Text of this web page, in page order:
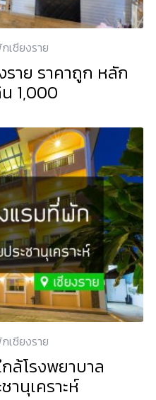
เชียงราย
ราย ราคาถูก หลัก
1,000
เชียงราย
ล้โรงพยาบาล
านุเคราะห์